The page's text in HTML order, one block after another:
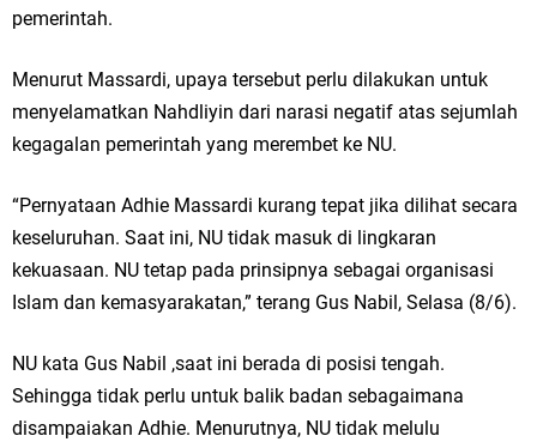
pemerintah.
Menurut Massardi, upaya tersebut perlu dilakukan untuk
menyelamatkan Nahdliyin dari narasi negatif atas sejumlah
kegagalan pemerintah yang merembet ke NU.
“Pernyataan Adhie Massardi kurang tepat jika dilihat secara
keseluruhan. Saat ini, NU tidak masuk di lingkaran
kekuasaan. NU tetap pada prinsipnya sebagai organisasi
Islam dan kemasyarakatan,” terang Gus Nabil, Selasa (8/6).
NU kata Gus Nabil ,saat ini berada di posisi tengah.
Sehingga tidak perlu untuk balik badan sebagaimana
disampaiakan Adhie. Menurutnya, NU tidak melulu